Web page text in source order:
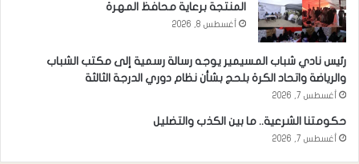
المنتجة برعاية محافظ المهرة
أغسطس 8, 2026
رئيس نادي شباب المسيمير يوجه رسالة رسمية إلى مكتب الشباب
والرياضة واتحاد الكرة بلحج بشأن نظام دوري الدرجة الثالثة
أغسطس 7, 2026
حكومتنا الشرعية.. ما بين الكذب والتضليل
أغسطس 7, 2026